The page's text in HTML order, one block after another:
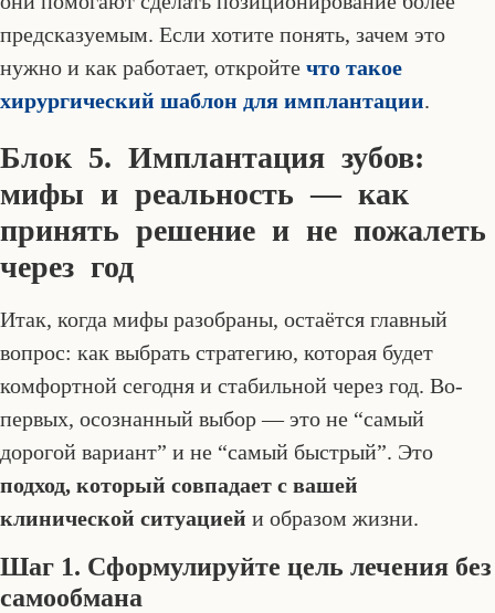
предсказуемым. Если хотите понять, зачем это
нужно и как работает, откройте что такое
хирургический шаблон для имплантации.
Блок 5. Имплантация зубов:
мифы и реальность — как
принять решение и не пожалеть
через год
Итак, когда мифы разобраны, остаётся главный
вопрос: как выбрать стратегию, которая будет
комфортной сегодня и стабильной через год. Во-
первых, осознанный выбор — это не “самый
дорогой вариант” и не “самый быстрый”. Это
подход, который совпадает с вашей
клинической ситуацией и образом жизни.
Шаг 1. Сформулируйте цель лечения без
самообмана